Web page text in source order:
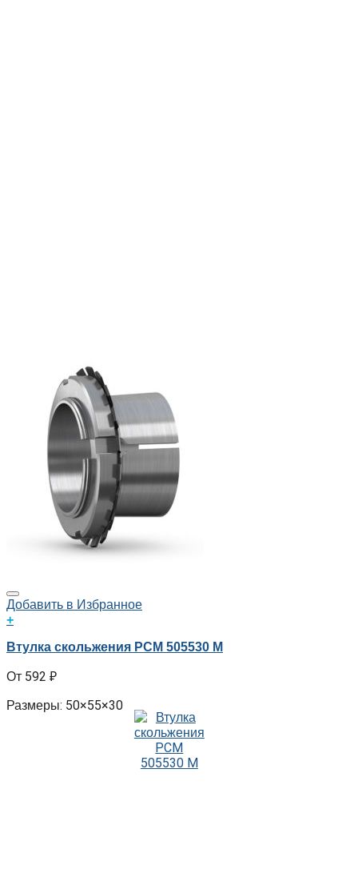
Добавить в Избранное
+
Втулка скольжения PCM 505530 M
592 ₽
Размеры: 50×55×30